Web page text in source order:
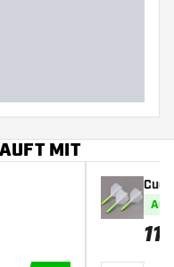
MIT
Auf
11